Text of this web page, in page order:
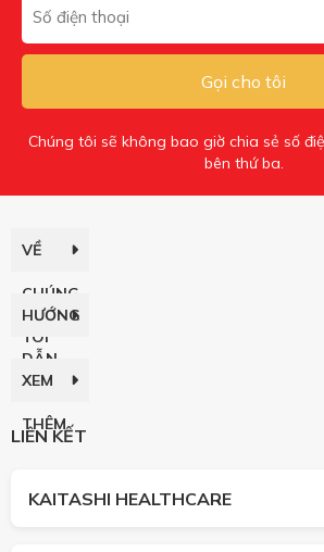
Gọi cho tôi
Chúng tôi sẽ không bao giờ chia sẻ số
bên thứ ba.
VỀ
CHÚNG
TÔI
HƯỚNG
DẪN
XEM
THÊM
LIÊN KẾT
KAITASHI HEALTHCARE